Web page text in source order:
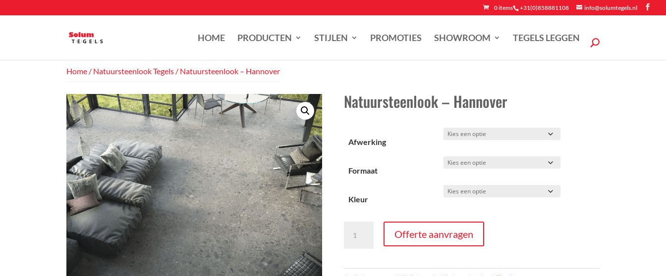
+31(0)858881108 info@solumtegels.nl
0 items
HOME PRODUCTEN STIJLEN PROMOTIES SHOWROOM TEGELS LEGGEN
Home / Natuursteenlook Tegels / Natuursteenlook – Hannover
Natuursteenlook – Hannover
Afwerking
Formaat
Kleur
aantal
Offerte aanvragen